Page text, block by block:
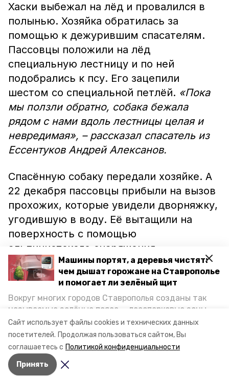
Сайт использует файлы cookies и технических данных
посетителей. Продолжая пользоваться сайтом, Вы
соглашаетесь с Политикой конфиденциальности
Принять
Машины портят, а деревья чистят:
чем дышат горожане на Ставрополье
и помогает ли зелёный щит
Вокруг многих городов Ставрополья созданы так
называемые зелёные пояса — лесопарковые зоны,
снижающие негативное воздействие выхлопных
газов на атмосферу. Справляются ли они с
постоянно растущим потоком автотранспорта и
каким воздухом дышат жители края, узнала
корреспондент «Победы26».
Хаски выбежал на лёд и провалился в
полынью. Хозяйка обратилась за
помощью к дежурившим спасателям.
Пассовцы положили на лёд
специальную лестницу и по ней
подобрались к псу. Его зацепили
шестом со специальной петлёй. «Пока
мы ползли обратно, собака бежала
рядом с нами вдоль лестницы целая и
невредимая», – рассказал спасатель из
Ессентуков Андрей Алексанов.
Спасённую собаку передали хозяйке. А
22 декабря пассовцы прибыли на вызов
прохожих, которые увидели дворняжку,
угодившую в воду. Её вытащили на
поверхность с помощью
альпинистского снаряжения.
Продрогшая собака не сопротивлялась.
Её вытерли и накормили кошачьим
жители не давалисотрудникам приюта
стерилизовать бродячих псов. Фото:
ПАСС СК
Авторы: Сергей Гаврилюк